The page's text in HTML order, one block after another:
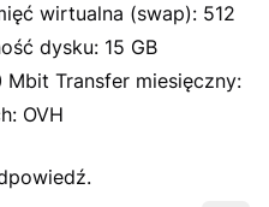
wirtualna (swap): 512
dysku: 15 GB
Transfer miesięczny:
OVH